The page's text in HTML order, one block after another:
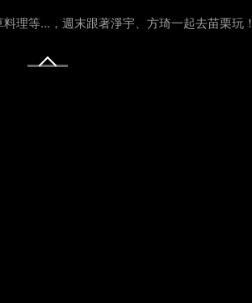
理等...，週末跟著淨宇、方琦一起去苗栗玩！